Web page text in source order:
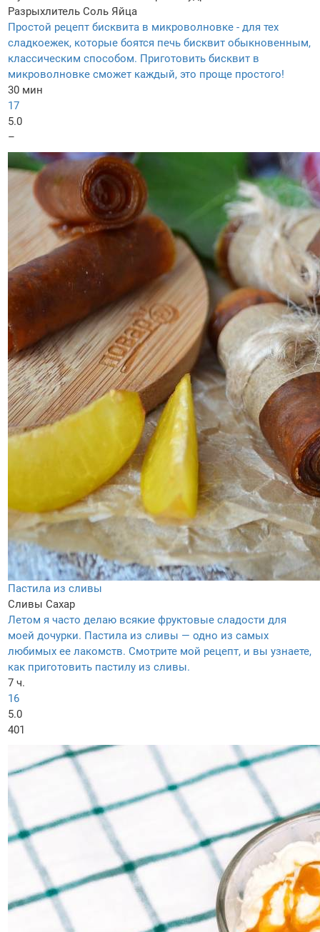
Разрыхлитель Соль Яйца
Простой рецепт бисквита в микроволновке - для тех
сладкоежек, которые боятся печь бисквит обыкновенным,
классическим способом. Приготовить бисквит в
микроволновке сможет каждый, это проще простого!
30 мин
17
5.0
–
Пастила из сливы
Сливы Сахар
Летом я часто делаю всякие фруктовые сладости для
моей дочурки. Пастила из сливы — одно из самых
любимых ее лакомств. Смотрите мой рецепт, и вы узнаете,
как приготовить пастилу из сливы.
7 ч.
16
5.0
401